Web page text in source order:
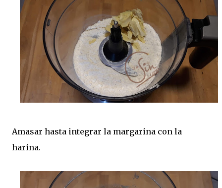
Amasar hasta integrar la margarina con la
harina.